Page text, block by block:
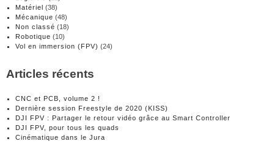
Matériel (38)
Mécanique (48)
Non classé (18)
Robotique (10)
Vol en immersion (FPV) (24)
Articles récents
CNC et PCB, volume 2 !
Dernière session Freestyle de 2020 (KISS)
DJI FPV : Partager le retour vidéo grâce au Smart Controller
DJI FPV, pour tous les quads
Cinématique dans le Jura